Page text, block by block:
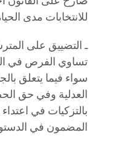
للانتخابات مدى
ـ التضييق على
تساوي الفرص في
سواء فيما يتعلق
العدلية وفي حق
بالتزكيات في
المضمون في